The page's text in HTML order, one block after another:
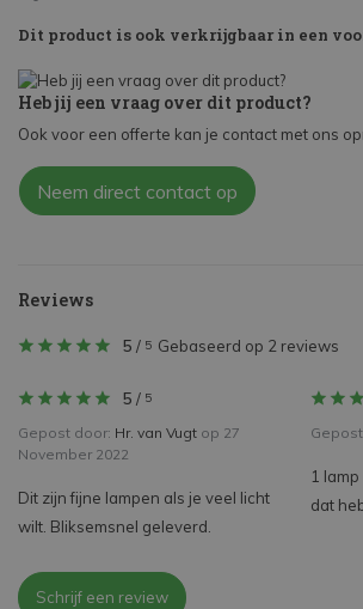
Dit product is ook verkrijgbaar in een
Heb jij een vraag over dit product?
Ook voor een offerte kan je contact met ons
Neem direct contact op
Reviews
5 / 5 Gebaseerd op 2 reviews
5 / 5
Gepost door: Hr. van Vugt op 27
November 2022
Dit zijn fijne lampen als je veel licht
wilt. Bliksemsnel geleverd.
1
dat
Schrijf een review